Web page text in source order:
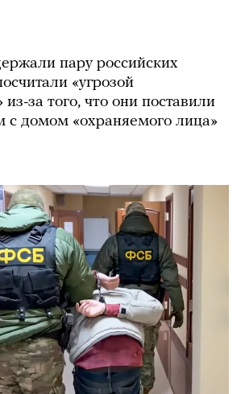
пару российских
«угрозой
из-за того, что они поставили
с домом «охраняемого лица»